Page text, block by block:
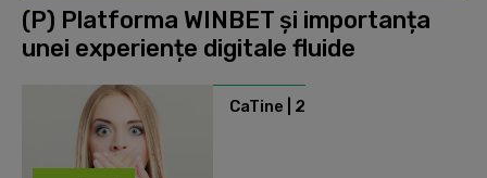
(P) Platforma WINBET și importanța
unei experiențe digitale fluide
CaTine | 2